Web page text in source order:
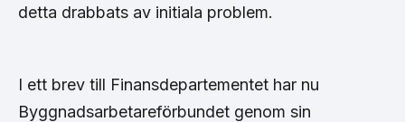
detta drabbats av initiala problem.
I ett brev till Finansdepartementet har nu
Byggnadsarbetareförbundet genom sin